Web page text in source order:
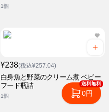
1個
¥238(税込¥257.04)
白身魚と野菜のクリーム煮 ベビー
フード瓶詰
1個
送料無料
0円